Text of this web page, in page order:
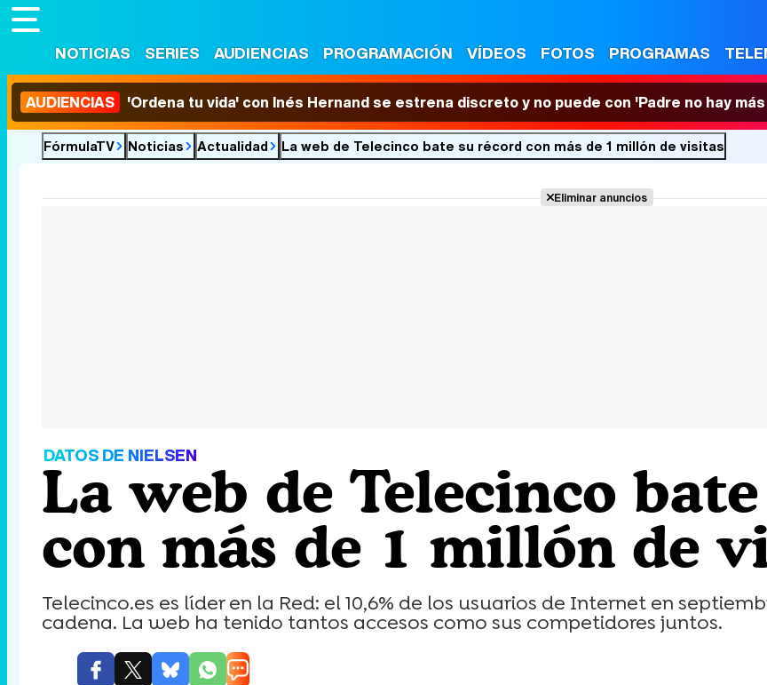
NOTICIAS SERIES AUDIENCIAS PROGRAMACIÓN VÍDEOS FOTOS PROGRAMAS
AUDIENCIAS 'Ordena tu vida' con Inés Hernand se estrena discreto y no puede con 'Padre no hay
FórmulaTV Noticias Actualidad La web de Telecinco bate su récord con más de 1 millón de visitas
Eliminar anuncios
DATOS DE NIELSEN
La web de Telecinco
con más de 1 millón de
Telecinco.es es líder en la Red: el 10,6% de los usuarios de Internet en
cadena. La web ha tenido tantos accesos como sus competidores juntos.